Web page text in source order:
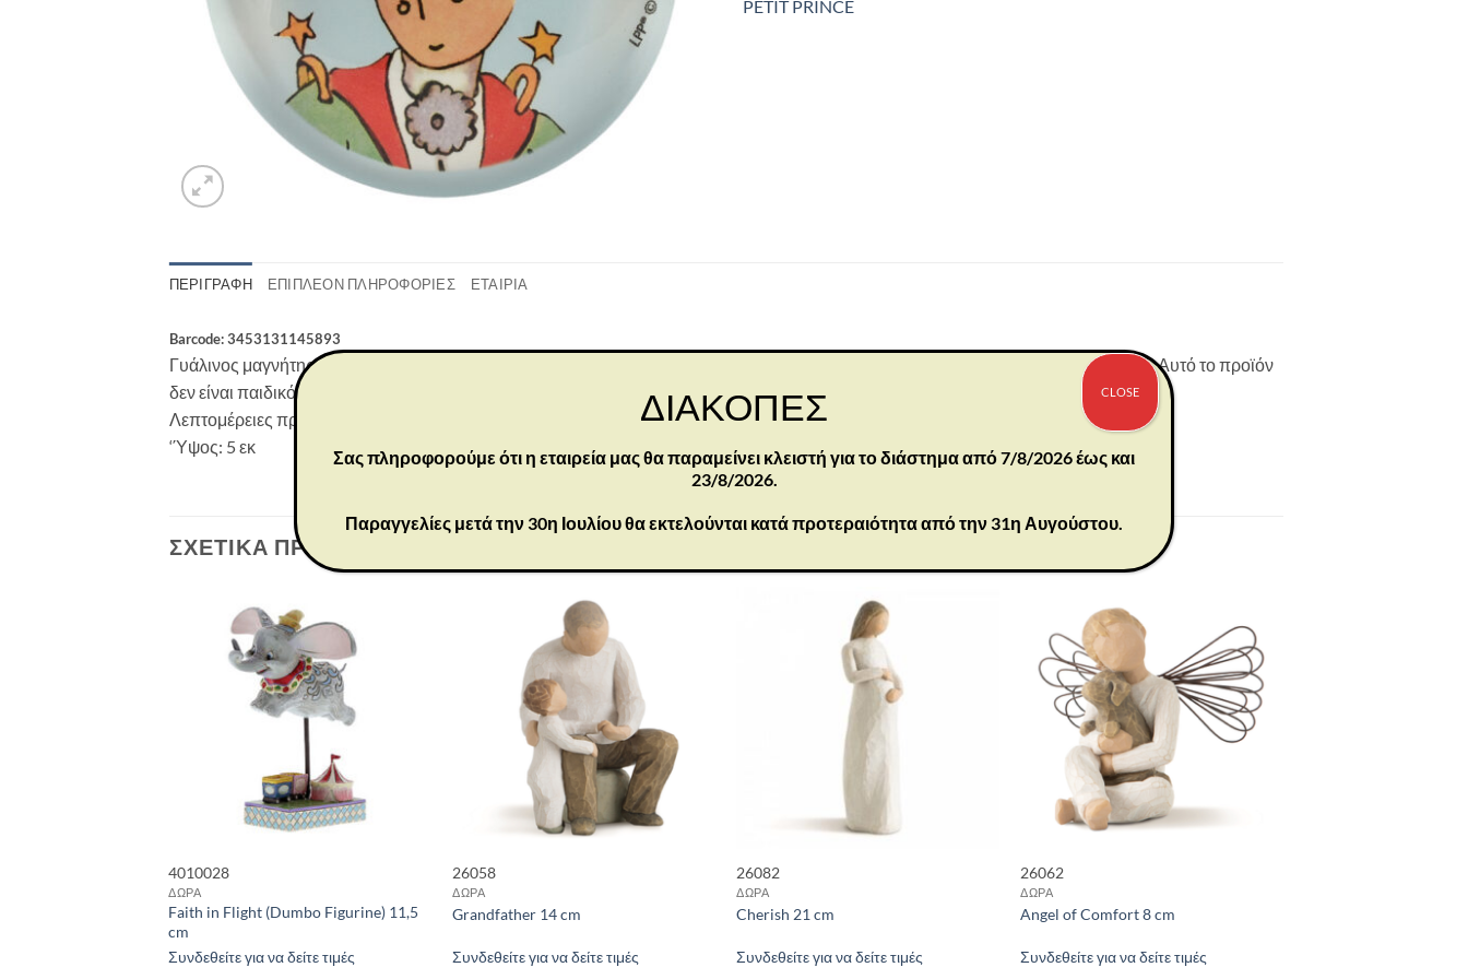
PETIT PRINCE
ΠΕΡΙΓΡΑΦΉ ΕΠΙΠΛΈΟΝ ΠΛΗΡΟΦΟΡΊΕΣ ΕΤΑΙΡΊΑ
Barcode: 3453131145893
Γυάλινος μαγνήτης με την εικόνα του Μικρού Πρίγκιπα στον πλανήτη του. Από τα πρωτότυπα σχέδια του Antoine de Saint-Exupery. Αυτό το προϊόν
δεν είναι παιδικό παιχνίδι. Προορίζεται μόνο για ενήλικες.
Λεπτομέρειες προϊόντος:
‘Ύψος: 5 εκ
ΣΧΕΤΙΚΆ ΠΡΟΪΌΝΤΑ
4010028
ΔΩΡΑ
Faith in Flight (Dumbo Figurine) 11,5
cm
Συνδεθείτε για να δείτε τιμές
26058
ΔΩΡΑ
Grandfather 14 cm
Συνδεθείτε για να δείτε τιμές
26082
ΔΩΡΑ
Cherish 21 cm
Συνδεθείτε για να δείτε τιμές
26062
ΔΩΡΑ
Angel of Comfort 8 cm
Συνδεθείτε για να δείτε τιμές
ΔΙΑΚΟΠΕΣ
Σας πληροφορούμε ότι η εταιρεία μας θα παραμείνει κλειστή για το διάστημα από 7/8/2026 έως και
23/8/2026.
Παραγγελίες μετά την 30η Ιουλίου θα εκτελούνται κατά προτεραιότητα από την 31η Αυγούστου.
CLOSE